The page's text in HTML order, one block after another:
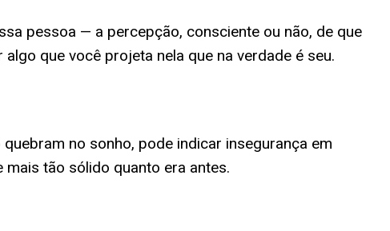
pessoa — a percepção, consciente ou não, de que
que você projeta nela que na verdade é seu.
no sonho, pode indicar insegurança em
tão sólido quanto era antes.